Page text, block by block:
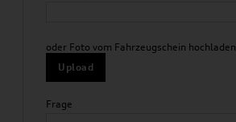
oder Foto vom Fahrzeugschein hochladen
Upload
Frage